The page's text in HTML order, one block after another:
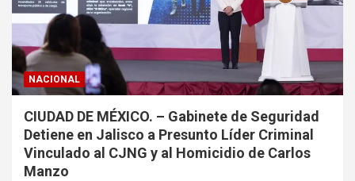
NACIONAL
CIUDAD DE MÉXICO. – Gabinete de Seguridad
Detiene en Jalisco a Presunto Líder Criminal
Vinculado al CJNG y al Homicidio de Carlos
Manzo